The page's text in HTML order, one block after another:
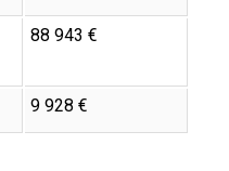
88 943 €
9 928 €